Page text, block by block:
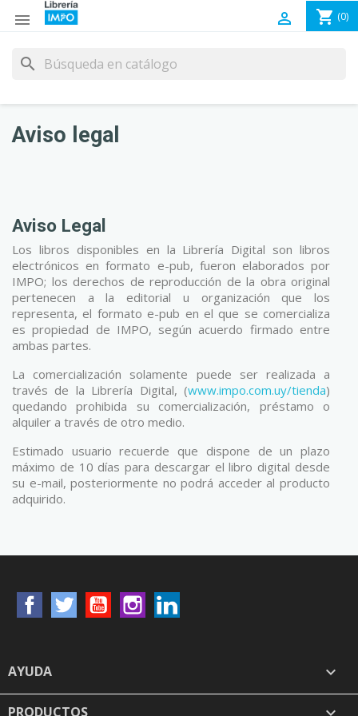
 shopping_cart (0)

search
Aviso legal
Aviso Legal
Los libros disponibles en la Librería Digital son libros
electrónicos en formato e-pub, fueron elaborados por
IMPO; los derechos de reproducción de la obra original
pertenecen a la editorial u organización que los
representa, el formato e-pub en el que se comercializa
es propiedad de IMPO, según acuerdo firmado entre
ambas partes.
La comercialización solamente puede ser realizada a
través de la Librería Digital, (www.impo.com.uy/tienda)
quedando prohibida su comercialización, préstamo o
alquiler a través de otro medio.
Estimado usuario recuerde que dispone de un plazo
máximo de 10 días para descargar el libro digital desde
su e-mail, posteriormente no podrá acceder al producto
adquirido.
FacebookTwitter YouTubeInstagram
AYUDA 
PRODUCTOS